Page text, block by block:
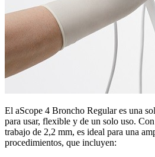
El aScope 4 Broncho Regular es una
para usar, flexible y de un solo uso.
trabajo de 2,2 mm, es ideal para una
procedimientos, que incluyen: